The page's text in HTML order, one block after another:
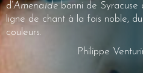
d’Amenaidebanni de Syracuse
ligne de chant à la fois noble,
couleurs.
Philippe